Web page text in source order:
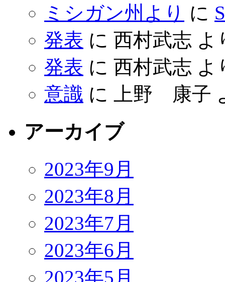
ミシガン州より に
発表 に 西村武志 よ
発表 に 西村武志 よ
意識 に 上野 康子
アーカイブ
2023年9月
2023年8月
2023年7月
2023年6月
2023年5月